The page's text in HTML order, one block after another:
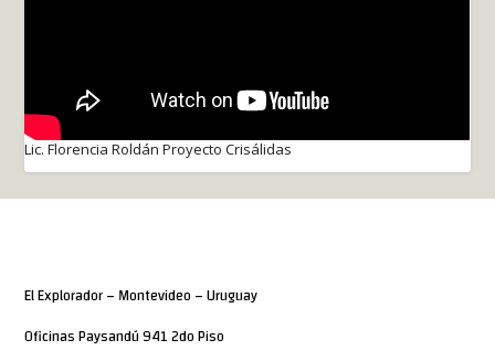
Lic. Florencia Roldán Proyecto Crisálidas
El Explorador – Montevideo – Uruguay
Oficinas Paysandú 941 2do Piso